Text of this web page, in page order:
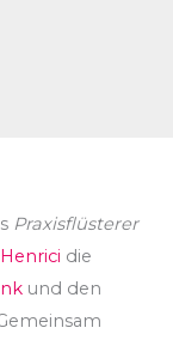
Praxisflüsterer
die
und den